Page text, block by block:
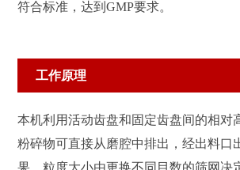
符合标准，达到GMP要求。
工作原理
本机利用活动齿盘和固定齿盘间的相
粉碎物可直接从磨腔中排出，经出料
果。粒度大小由更换不同目数的筛网决